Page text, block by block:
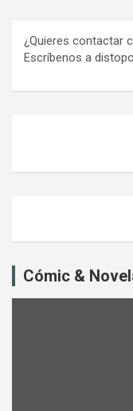
¿Quieres contactar
Escríbenos a
Cómic &